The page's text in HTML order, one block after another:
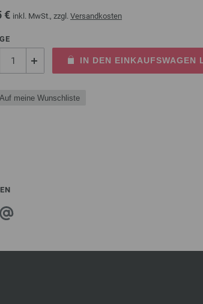
€ inkl. MwSt., zzgl. Versandkosten
IN DEN EINKAUFSWAGEN
Auf meine Wunschliste